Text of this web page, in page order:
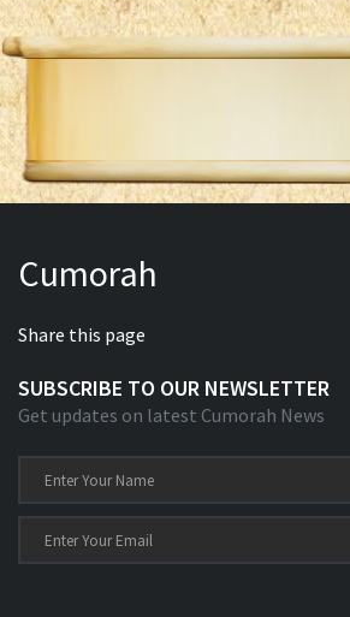
Cumorah
Share this page
SUBSCRIBE TO OUR NEWSLETTER
Get updates on latest Cumorah News